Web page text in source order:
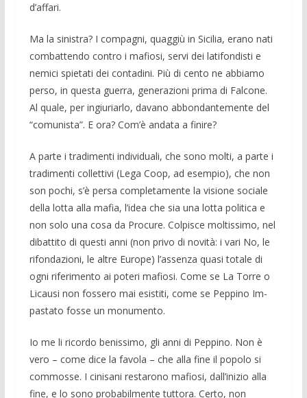
d’affari.
Ma la sini­stra? I compagni, quag­giù in Si­cilia, erano nati
combattendo contro i ma­fiosi, servi dei latifondisti e
nemici spieta­ti dei conta­dini. Più di cento ne ab­biamo
perso, in questa guerra, generazioni prima di Falcone.
Al quale, per ingiuriar­lo, davano abbondantemente del
“comuni­sta”. E ora? Com’è andata a finire?
A parte i tradimenti individuali, che sono molti, a parte i
tradimenti col­lettivi (Lega Coop, ad esempio), che non
son po­chi, s’è persa completamente la vi­sione sociale
della lotta alla mafia, l’idea che sia una lotta politica e
non solo una cosa da Procure. Colpisce moltis­simo, nel
dibatti­to di questi anni (non pri­vo di novi­tà: i vari No, le
rifon­dazioni, le altre Euro­pe) l’assen­za quasi totale di
ogni riferimen­to ai poteri mafiosi. Come se La Tor­re o
Li­causi non fossero mai esi­stiti, come se Peppino Im­
pastato fosse un monumen­to.
Io me li ricordo benissimo, gli anni di Peppino. Non è
vero – come dice la favola – che alla fine il popolo si
commosse. I ci­nisani restarono mafiosi, dall’inizio alla
fine, e lo sono probabilmente tuttora. Cer­to, non